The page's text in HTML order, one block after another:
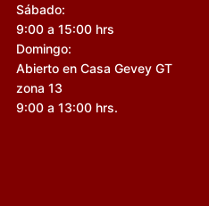
Sábado:
9:00 a 15:00 hrs
Domingo:
Abierto en Casa Gevey GT
zona 13
9:00 a 13:00 hrs.